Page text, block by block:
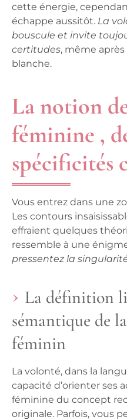
cette énergie,
échappe aussitôt. La
bouscule et invite
certitudes, même
blanche.
La notion
féminine ,
spécificités
Vous entrez dans une
Les contours
effraient quelques
ressemble à une
pressentez la
La définition
sémantique de
féminin
La volonté, dans la
capacité d’orienter ses
féminine du concept
originale. Parfois, vous